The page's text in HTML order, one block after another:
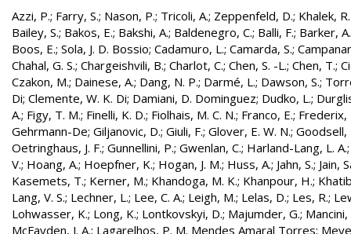
Azzi, P.; Farry, S.; Nason, P.; Tricoli, A.; Zeppenfeld, D.; Khalek,
Bailey, S.; Bakos, E.; Bakshi, A.; Baldenegro, C.; Balli, F.; Barker, A.
Boos, E.; Sola, J. D. Bossio; Cadamuro, L.; Camarda, S.;
Chahal, G. S.; Chargeishvili, B.; Charlot, C.; Chen, S. -L.; Chen, T.;
Czakon, M.; Dainese, A.; Dang, N. P.; Darmé, L.; Dawson, S.;
Di; Clemente, W. K. Di; Damiani, D. Dominguez; Dudko, L.;
A.; Figy, T. M.; Finelli, K. D.; Fiolhais, M. C. N.; Franco, E.; Frederix,
Gehrmann-De; Giljanovic, D.; Giuli, F.; Glover, E. W. N.; Goodsell,
Oetringhaus, J. F.; Gunnellini, P.; Gwenlan, C.; Harland-Lang, L. A.
V.; Hoang, A.; Hoepfner, K.; Hogan, J. M.; Huss, A.; Jahn, S.; Jain,
Kasemets, T.; Kerner, M.; Khandoga, M. K.; Khanpour, H.;
Lang, V. S.; Lechner, L.; Lee, C. A.; Leigh, M.; Lelas, D.; Les, R.;
Lohwasser, K.; Long, K.; Lontkovskyi, D.; Majumder, G.; Mancini,
McFayden, J. A.; Lagarelhos, P. M. Mendes Amaral Torres;